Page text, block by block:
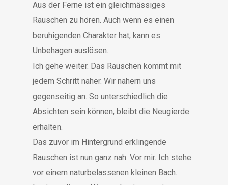
Aus der Ferne ist ein gleichmässiges
Rauschen zu hören. Auch wenn es einen
beruhigenden Charakter hat, kann es
Unbehagen auslösen.
Ich gehe weiter. Das Rauschen kommt mit
jedem Schritt näher. Wir nähern uns
gegenseitig an. So unterschiedlich die
Absichten sein können, bleibt die Neugierde
erhalten.
Das zuvor im Hintergrund erklingende
Rauschen ist nun ganz nah. Vor mir. Ich stehe
vor einem naturbelassenen kleinen Bach.